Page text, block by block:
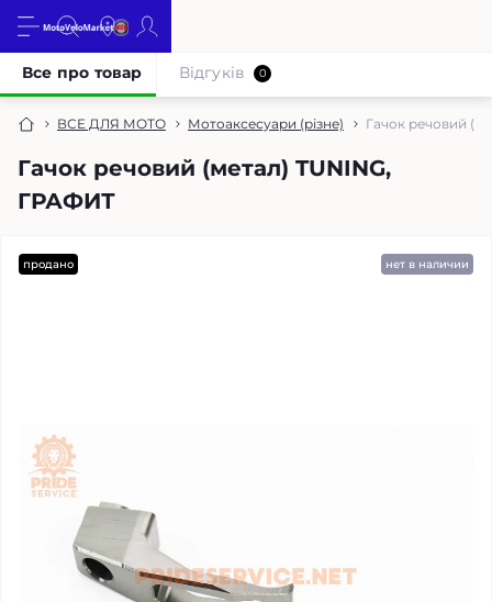
ВСЕ ДЛЯ МОТО Мотоаксесуари (різне) Гачок речовий
Гачок речовий (метал) TUNING,
ГРАФИТ
Все про товар Відгуків 0
продано нет в наличии